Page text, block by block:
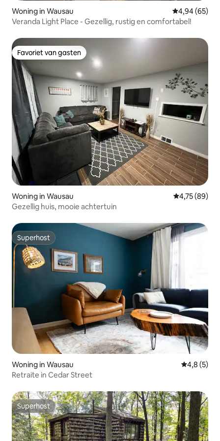
Woning in Wausau Gemiddelde
4,94 (65)
Veranda Light Place - Gezellig, rustig en comfortabel!
Favoriet van gasten
Favoriet van gasten
Woning in Wausau Gemiddelde
4,75 (89)
Gezellig huis, mooie achtertuin
Superhost
Superhost
Woning in Wausau
4,8 (5)
Retraite in Cedar Street
Superhost
Superhost